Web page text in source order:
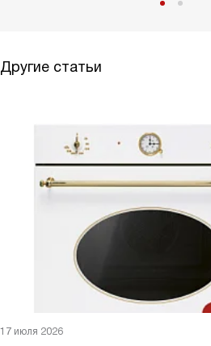
Другие статьи
17 июля 2026